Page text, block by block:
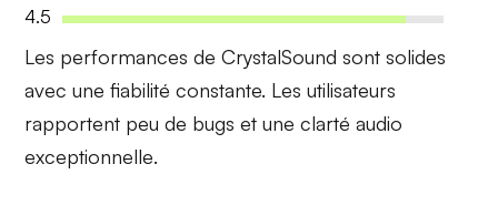
4.5
Les performances de CrystalSound sont solides
avec unefiabilité constante. Les utilisateurs
rapportent peu de bugs et une clarté audio
exceptionnelle.